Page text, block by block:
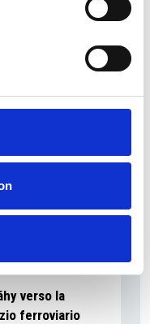
suo SUV Peaq
verso la
ferroviario